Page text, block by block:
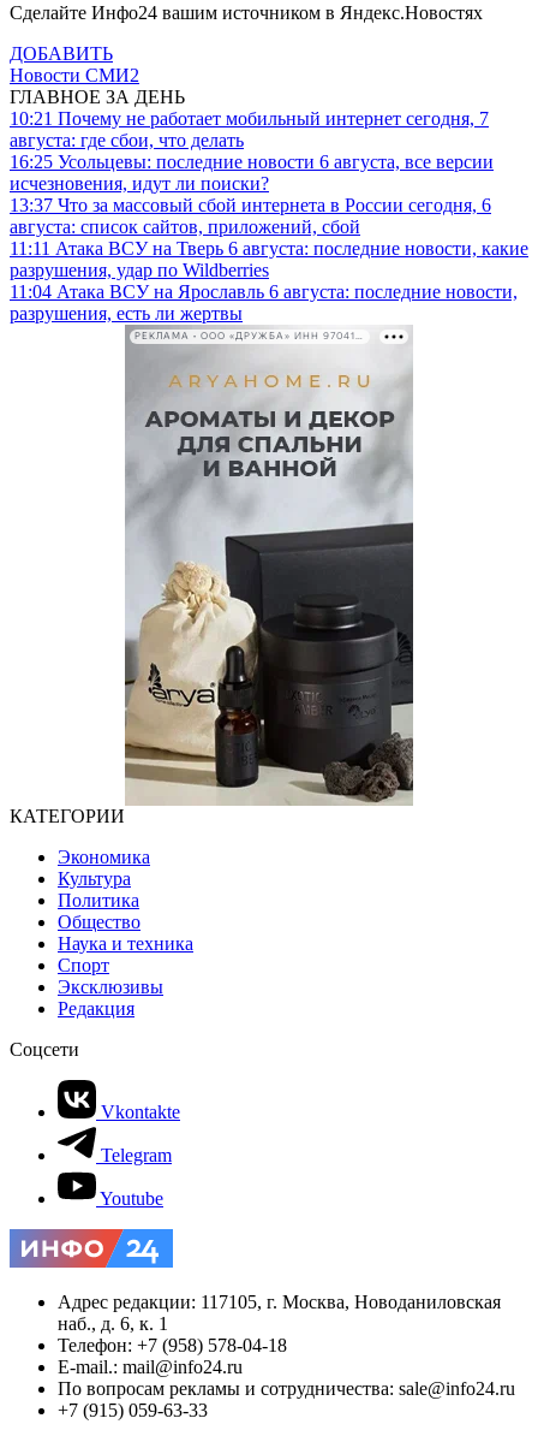
Сделайте Инфо24 вашим источником в Яндекс.Новостях
ДОБАВИТЬ
Новости СМИ2
ГЛАВНОЕ ЗА ДЕНЬ
10:21 Почему не работает мобильный интернет сегодня, 7
августа: где сбои, что делать
16:25 Усольцевы: последние новости 6 августа, все версии
исчезновения, идут ли поиски?
13:37 Что за массовый сбой интернета в России сегодня, 6
августа: список сайтов, приложений, сбой
11:11 Атака ВСУ на Тверь 6 августа: последние новости, какие
разрушения, удар по Wildberries
11:04 Атака ВСУ на Ярославль 6 августа: последние новости,
разрушения, есть ли жертвы
РЕКЛАМА • ООО «ДРУЖБА» ИНН 9704146411
КАТЕГОРИИ
Экономика
Культура
Политика
Общество
Наука и техника
Спорт
Эксклюзивы
Редакция
Соцсети
Vkontakte
Telegram
Youtube
Адрес редакции: 117105, г. Москва, Новоданиловская
наб., д. 6, к. 1
Телефон: +7 (958) 578-04-18
E-mail.: mail@info24.ru
По вопросам рекламы и сотрудничества: sale@info24.ru
+7 (915) 059-63-33